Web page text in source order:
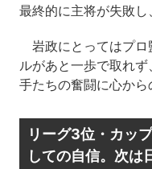
最終的に主将が失敗し
岩政にとってはプロ
ルがあと一歩で取れ
手たちの奮闘に心から
リーグ3位・カッ
しての自信。次は